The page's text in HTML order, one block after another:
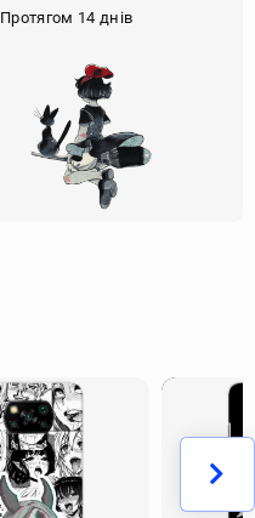
Протягом 14 днів